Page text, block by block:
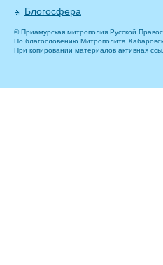
Блогосфера
© Приамурская митрополия Русской
По благословению Митрополита
При копировании материалов активная